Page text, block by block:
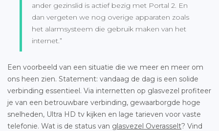
ander gezinslid is actief bezig met Portal 2. En
dan vergeten we nog overige apparaten zoals
het alarmsysteem die gebruik maken van het
internet.”
Een voorbeeld van een situatie die we meer en meer om
ons heen zien. Statement: vandaag de dag is een solide
verbinding essentieel. Via internetten op glasvezel profiteer
je van een betrouwbare verbinding, gewaarborgde hoge
snelheden, Ultra HD tv kijken en lage tarieven voor vaste
telefonie. Wat is de status van glasvezel Overasselt? Vind